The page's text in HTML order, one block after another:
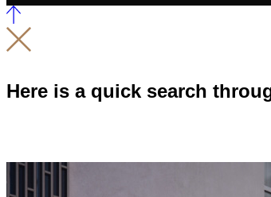
Here is a quick search